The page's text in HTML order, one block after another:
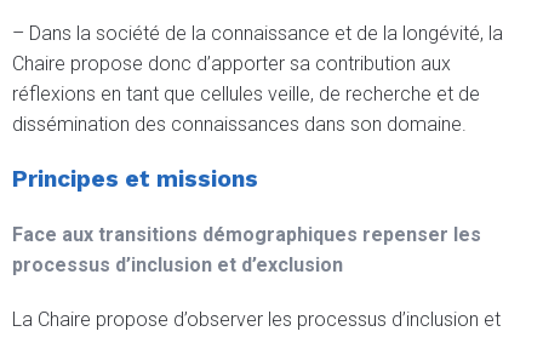
– Dans la société de la connaissance et de la longévité, la
Chaire propose donc d’apporter sa contribution aux
réflexions en tant que cellules veille, de recherche et de
dissémination des connaissances dans son domaine.
Principes et missions
Face aux transitions démographiques repenser les
processus d’inclusion et d’exclusion
La Chaire propose d’observer les processus d’inclusion et